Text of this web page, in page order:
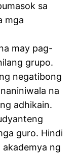
sa
mga
may pag-
grupo.
negatibong
na
adhikain.
guro. Hindi
ng